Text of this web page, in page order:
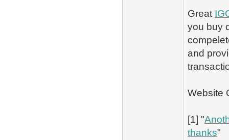
Great
you buy
and
Website
[1] "
thanks"